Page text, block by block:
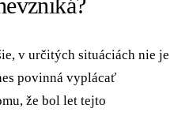
v určitých situáciách nie je
povinná vyplácať
že bol let tejto